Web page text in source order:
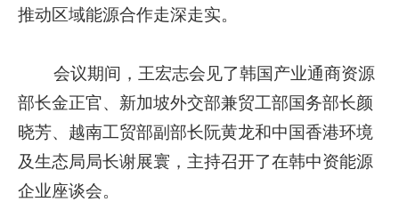
推动区域能源合作走深走实。
会议期间，王宏志会见了韩国产业通商资源
部长金正官、新加坡外交部兼贸工部国务部长颜
晓芳、越南工贸部副部长阮黄龙和中国香港环境
及生态局局长谢展寰，主持召开了在韩中资能源
企业座谈会。